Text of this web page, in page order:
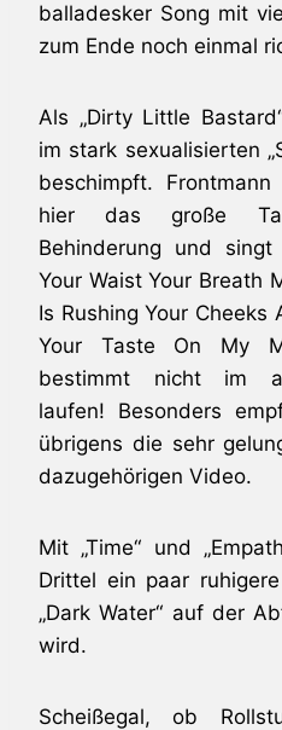
balladesker Song mit
zum Ende noch einmal
Als „Dirty Little
im stark sexualisierten
beschimpft.
hier das große
Behinderung und
Your Waist Your Breath
Is Rushing Your Cheeks
Your Taste On My
bestimmt nicht im
laufen! Besonders
übrigens die sehr
dazugehörigen Video.
Mit „Time“ und
Drittel ein paar
„Dark Water“ auf der
wird.
Scheißegal, ob